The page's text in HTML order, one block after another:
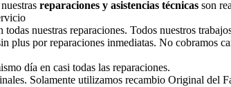
reparaciones y asistencias técnicas son
todas nuestras reparaciones. Todos nuestros
plus por reparaciones inmediatas. No cobramos
día en casi todas las reparaciones.
Solamente utilizamos recambio Original del